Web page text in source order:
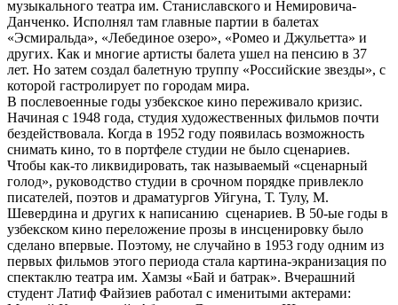
музыкального театра им. Станиславского и Немировича-
Данченко. Исполнял там главные партии в балетах
«Эсмиральда», «Лебединое озеро», «Ромео и Джульетта» и
других. Как и многие артисты балета ушел на пенсию в 37
лет. Но затем создал балетную труппу «Российские звезды», с
которой гастролирует по городам мира.
В послевоенные годы узбекское кино переживало кризис.
Начиная с 1948 года, студия художественных фильмов почти
бездействовала. Когда в 1952 году появилась возможность
снимать кино, то в портфеле студии не было сценариев.
Чтобы как-то ликвидировать, так называемый «сценарный
голод», руководство студии в срочном порядке привлекло
писателей, поэтов и драматургов Уйгуна, Т. Тулу, М.
Шевердина и других к написанию сценариев. В 50-ые годы в
узбекском кино переложение прозы в инсценировку было
сделано впервые. Поэтому, не случайно в 1953 году одним из
первых фильмов этого периода стала картина-экранизация по
спектаклю театра им. Хамзы «Бай и батрак». Вчерашний
студент Латиф Файзиев работал с именитыми актерами: